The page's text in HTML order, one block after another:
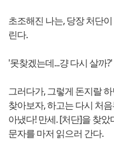
초조해진 나는, 당장 처단
린다.
'못찾겠는데...걍 다시 살까?'
그러다가, 그렇게 돈지랄
찾아보자, 하고는 다시 처
아냈다! 만세. [처단]을 찾
문자를 마저 읽으러 간다.